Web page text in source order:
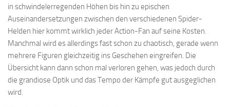
in schwindelerregenden Höhen bis hin zu epischen
Auseinandersetzungen zwischen den verschiedenen Spider-
Helden hier kommt wirklich jeder Action-Fan auf seine Kosten.
Manchmal wird es allerdings fast schon zu chaotisch, gerade wenn
mehrere Figuren gleichzeitig ins Geschehen eingreifen. Die
Übersicht kann dann schon mal verloren gehen, was jedoch durch
die grandiose Optik und das Tempo der Kämpfe gut ausgeglichen
wird.